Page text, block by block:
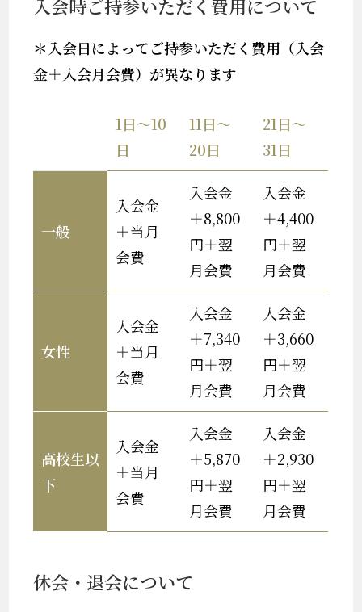
入会時ご持参いただく費用について
＊入会日によってご持参いただく費用（入会
金＋入会月会費）が異なります
1日～10
日
11日～
20日
21日～
31日
一般
入会金
＋当月
会費
入会金
＋8,800
円＋翌
月会費
入会金
＋4,400
円＋翌
月会費
女性
入会金
＋当月
会費
入会金
＋7,340
円＋翌
月会費
入会金
＋3,660
円＋翌
月会費
高校生以
下
入会金
＋当月
会費
入会金
＋5,870
円＋翌
月会費
入会金
＋2,930
円＋翌
月会費
休会・退会について